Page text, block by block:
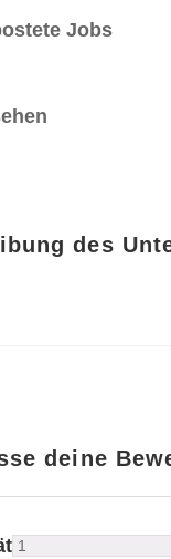
Jobs
des
deine